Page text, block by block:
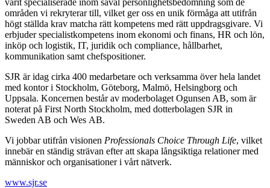
områden vi rekryterar till, vilket ger oss en unik förmåga att utifrån
högt ställda krav matcha rätt kompetens med rätt uppdragsgivare. Vi
erbjuder specialistkompetens inom ekonomi och finans, HR och lön,
inköp och logistik, IT, juridik och compliance, hållbarhet,
kommunikation samt chefspositioner.
SJR är idag cirka 400 medarbetare och verksamma över hela landet
med kontor i Stockholm, Göteborg, Malmö, Helsingborg och
Uppsala. Koncernen består av moderbolaget Ogunsen AB, som är
noterat på First North Stockholm, med dotterbolagen SJR in
Sweden AB och Wes AB.
Vi jobbar utifrån visionen Professionals Choice Through Life, vilket
innebär en ständig strävan efter att skapa långsiktiga relationer med
människor och organisationer i vårt nätverk.
www.sjr.se